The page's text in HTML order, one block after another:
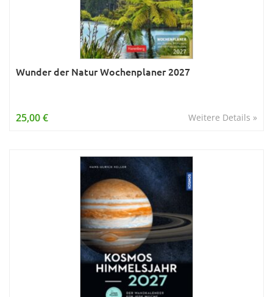
Wunder der Natur Wochenplaner 2027
Weitere Details »
25,00 €